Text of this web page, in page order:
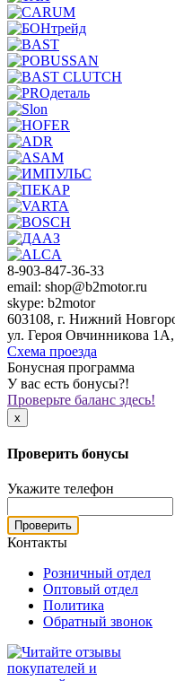
8-903-847-36-33
email: shop@b2motor.ru
skype: b2motor
603108, г. Нижний
ул. Героя Овчинникова
Схема проезда
Бонусная программа
У вас есть бонусы?!
Проверьте баланс здесь!
x
Проверить бонусы
Укажите телефон
Проверить
Контакты
Розничный отдел
Оптовый отдел
Политика
Обратный звонок